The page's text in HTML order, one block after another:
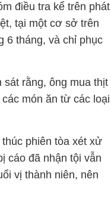
điều tra kể trên phát
tại một cơ sở trên
6 tháng, và chỉ phục
sát rằng, ông mua thịt
món ăn từ các loại
phiên tòa xét xử
cáo đã nhận tội vẫn
vị thành niên, nên